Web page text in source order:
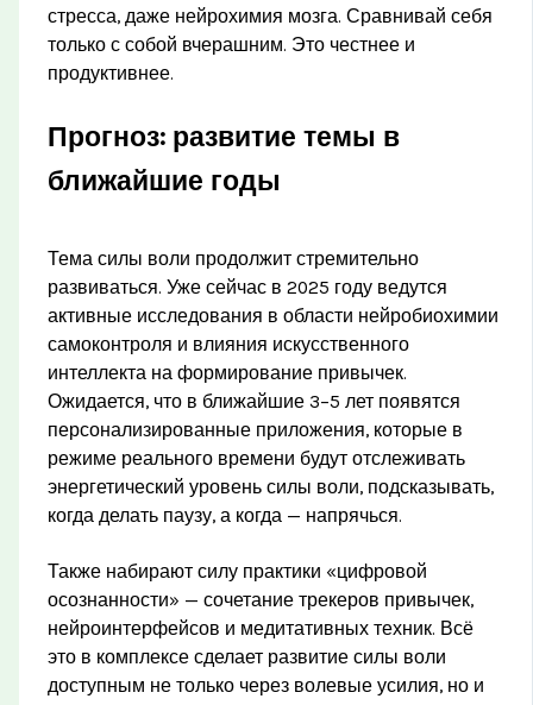
стресса, даже нейрохимия мозга. Сравнивай себя
только с собой вчерашним. Это честнее и
продуктивнее.
Прогноз: развитие темы в
ближайшие годы
Тема силы воли продолжит стремительно
развиваться. Уже сейчас в 2025 году ведутся
активные исследования в области нейробиохимии
самоконтроля и влияния искусственного
интеллекта на формирование привычек.
Ожидается, что в ближайшие 3–5 лет появятся
персонализированные приложения, которые в
режиме реального времени будут отслеживать
энергетический уровень силы воли, подсказывать,
когда делать паузу, а когда — напрячься.
Также набирают силу практики «цифровой
осознанности» — сочетание трекеров привычек,
нейроинтерфейсов и медитативных техник. Всё
это в комплексе сделает развитие силы воли
доступным не только через волевые усилия, но и